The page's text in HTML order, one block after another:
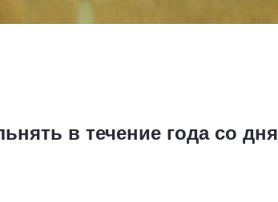
в течение года со дня